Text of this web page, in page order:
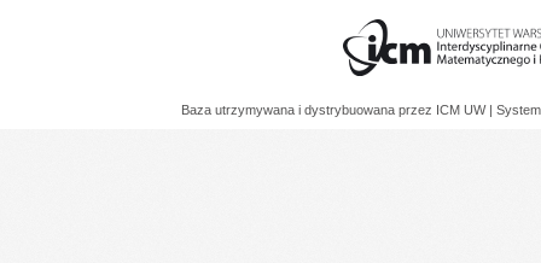
Baza utrzymywana i dystrybuowana przez ICM UW |